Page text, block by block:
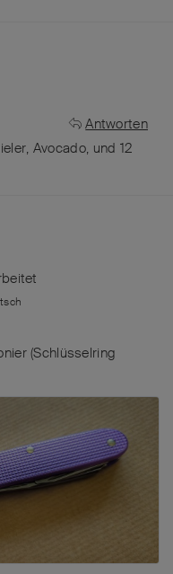
Antworten
, Avocado, und 12
(Schlüsselring